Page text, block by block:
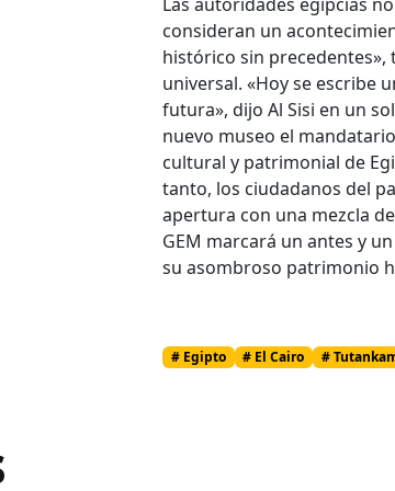
consideran un
histórico sin
universal. «Hoy se escribe
futura», dijo Al Sisi en un
nuevo museo el
cultural y patrimonial de
tanto, los ciudadanos del
apertura con una mezcla
GEM marcará un antes y
su asombroso patrimonio
# Egipto # El Cairo #